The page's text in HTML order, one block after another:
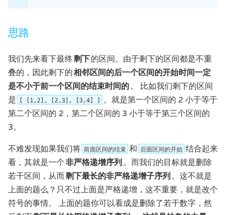
思路
我们先来看下最终剩下的区间。由于剩下的区间都是不重
叠的，因此剩下的相邻区间的后一个区间的开始时间一定
是不小于前一个区间的结束时间的。 比如我们剩下的区间
是
[ [1,2], [2,3], [3,4] ]
。就是第一个区间的 2 小于等于
第二个区间的 2，第二个区间的 3 小于等于第三个区间的
3。
不难发现如果我们将 前面区间的结束 和 后面区间的开始 结合起来
看，其就是一个非严格递增序列 。而我们的目标就是删除
若干区间，从而剩下最长的非严格递增子序列 。这不就是
上面的题么？只不过上面是严格递增，这不重要，就是改个
符号的事情。 上面的题你可以看成是删除了若干数字，然